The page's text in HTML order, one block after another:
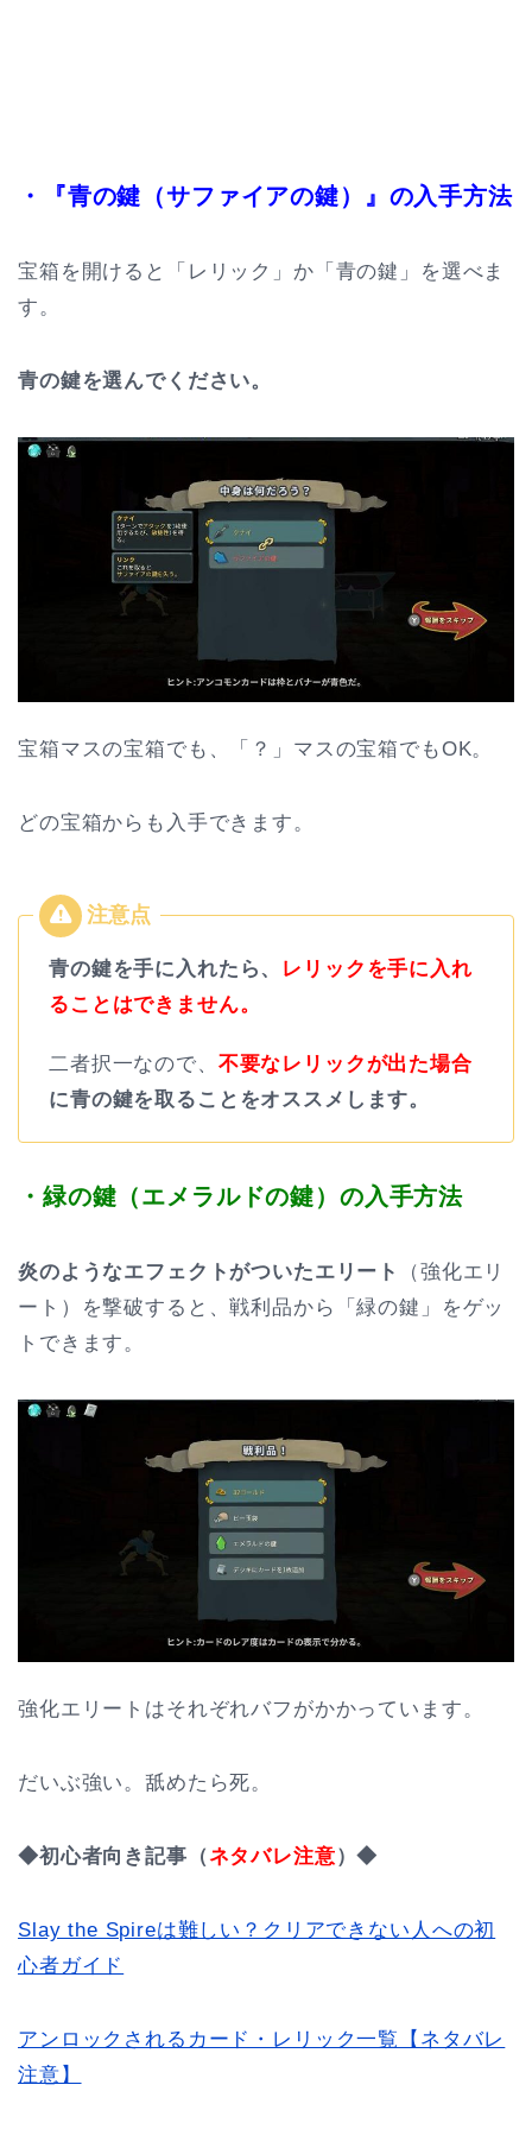
・『青の鍵（サファイアの鍵）』の入手方法
宝箱を開けると「レリック」か「青の鍵」を選べま
す。
青の鍵を選んでください。
宝箱マスの宝箱でも、「？」マスの宝箱でもOK。
どの宝箱からも入手できます。
青の鍵を手に入れたら、 レリックを手に入れ
ることはできません。
二者択一なので、 不要なレリックが出た場合
に青の鍵を取ることをオススメします。
・緑の鍵（エメラルドの鍵）の入手方法
炎のようなエフェクトがついたエリート
（強化エリ
ート）を撃破すると、戦利品から「緑の鍵」をゲッ
トできます。
強化エリートはそれぞれバフがかかっています。
だいぶ強い。舐めたら死。
◆初心者向き記事（ ネタバレ注意）◆
Slay the Spireは難しい？クリアできない人への初
心者ガイド
アンロックされるカード・レリック一覧【ネタバレ
注意】